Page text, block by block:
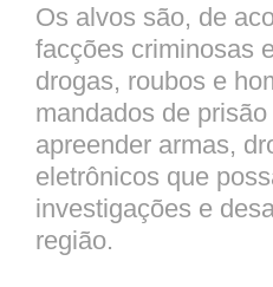
Os alvos são, de
facções criminosas
drogas, roubos e
mandados de
apreender armas,
eletrônicos que
investigações e
região.